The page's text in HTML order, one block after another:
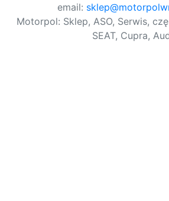
email:
Motorpol: Sklep, ASO, Serwis,
SEAT, Cupra,